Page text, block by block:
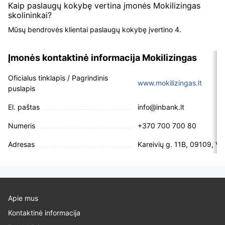
Kaip paslaugų kokybę vertina įmonės Mokilizingas
skolininkai?
Mūsų bendrovės klientai paslaugų kokybę įvertino 4.
Įmonės kontaktinė informacija Mokilizingas
Oficialus tinklapis / Pagrindinis
puslapis
www.mokilizingas.lt
El. paštas info@inbank.lt
Numeris +370 700 700 80
Adresas Kareivių g. 11B, 09109,
Apie mus
Kontaktinė informacija